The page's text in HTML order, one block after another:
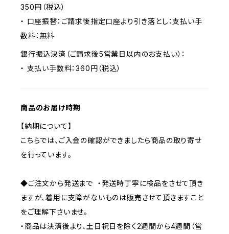
350円（税込）
・ 口座振替：ご請求後指定口座より引き落とし：支払い手
数料：無料
銀行振込決済（ご請求後5営業日以内のお支払い）：
・ 支払い手数料：360円（税込）
商品のお届け時期
【納期について】
こちらでは、ご入金の確認ができましたら商品の取り寄せ
を行っています。
◆ご注文から発送まで ・発送時丁寧に検品をさせて頂き
ますが、着用に支障がないものは販売させて頂きますこと
をご理解下さいませ。
・商品は決済後より、土日祝日を除く2週間から4週間（営